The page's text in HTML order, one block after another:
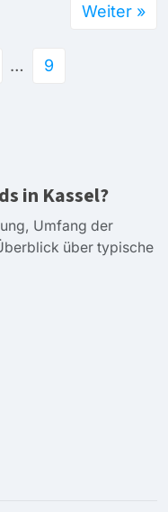
… 9
Weiter »
in Kassel?
Umfang der
über typische